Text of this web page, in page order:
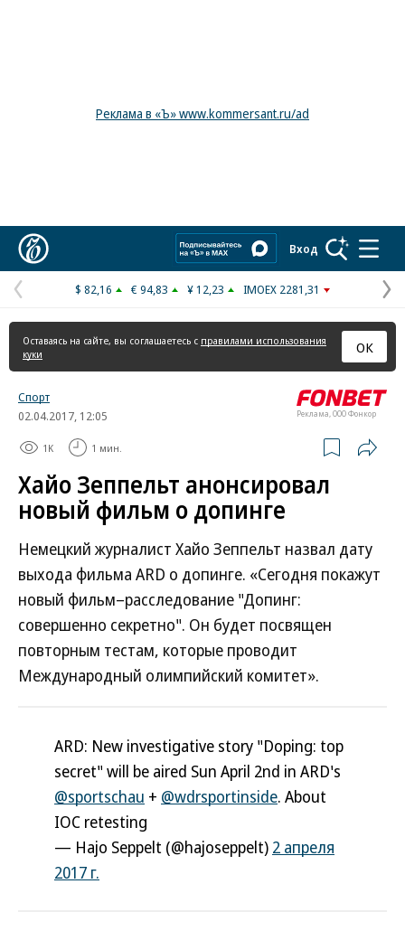
Реклама в «Ъ» www.kommersant.ru/ad
Вход
Предыдущая
страница
$ 82,16 € 94,83 ¥ 12,23 IMOEX 2281,31
Оставаясь на сайте, вы соглашаетесь с правилами использования
куки
ОК
Реклама, ООО Фонкор
Спорт
02.04.2017, 12:05
1K 1 мин.
Хайо Зеппельт анонсировал
новый фильм о допинге
Немецкий журналист Хайо Зеппельт назвал дату
выхода фильма ARD о допинге. «Сегодня покажут
новый фильм–расследование "Допинг:
совершенно секретно". Он будет посвящен
повторным тестам, которые проводит
Международный олимпийский комитет».
ARD: New investigative story "Doping: top
secret" will be aired Sun April 2nd in ARD's
@sportschau + @wdrsportinside. About
IOC retesting
— Hajo Seppelt (@hajoseppelt) 2 апреля
2017 г.